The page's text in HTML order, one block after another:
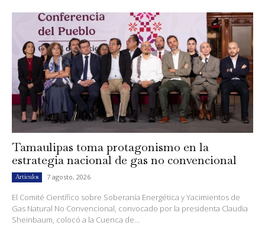
Tamaulipas toma protagonismo en la
estrategia nacional de gas no convencional
Artículos 7 agosto, 2026
El Comité Científico sobre Soberanía Energética y Yacimientos de
Gas Natural No Convencional, convocado por la presidenta Claudia
Sheinbaum, colocó a la Cuenca de...